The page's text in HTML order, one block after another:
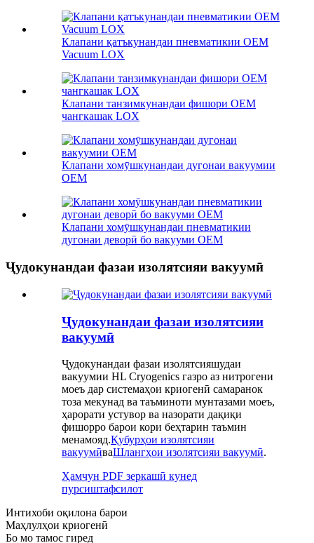
Клапани қатъкунандаи пневматикии OEM
Vacuum LOX
Клапани танзимкунандаи фишори OEM
чангкашак LOX
Клапани хомӯшкунандаи дугонаи вакуумии
OEM
Клапани хомӯшкунандаи пневматикии
дугонаи деворӣ бо вакууми OEM
Ҷудокунандаи фазаи изолятсияи вакуумӣ
Ҷудокунандаи фазаи изолятсияи
вакуумӣ
Ҷудокунандаи фазаи изолятсияшудаи
вакуумии HL Cryogenics газро аз нитрогени
моеъ дар системаҳои криогенӣ самаранок
тоза мекунад ва таъминоти мунтазами моеъ,
ҳарорати устувор ва назорати дақиқи
фишорро барои кори беҳтарин таъмин
менамояд.Қубурҳои изолятсияи
вакуумӣваШлангҳои изолятсияи вакуумӣ.
Ҳамчун PDF зеркашӣ кунед
пурсиштафсилот
Интихоби оқилона барои
Маҳлулҳои криогенӣ
Бо мо тамос гиред